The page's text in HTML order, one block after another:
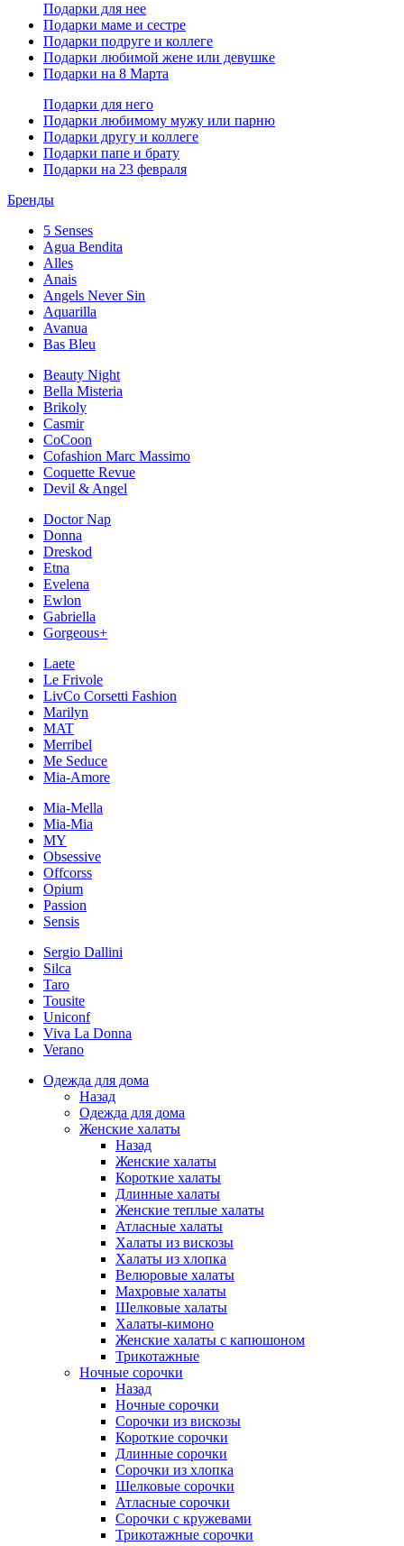
Подарки для нее
Подарки маме и сестре
Подарки подруге и коллеге
Подарки любимой жене или девушке
Подарки на 8 Марта
Подарки для него
Подарки любимому мужу или парню
Подарки другу и коллеге
Подарки папе и брату
Подарки на 23 февраля
Бренды
5 Senses
Agua Bendita
Alles
Anais
Angels Never Sin
Aquarilla
Avanua
Bas Bleu
Beauty Night
Bella Misteria
Brikoly
Casmir
CoCoon
Cofashion Marc Massimo
Coquette Revue
Devil & Angel
Doctor Nap
Donna
Dreskod
Etna
Evelena
Ewlon
Gabriella
Gorgeous+
Laete
Le Frivole
LivCo Corsetti Fashion
Marilyn
MAT
Merribel
Me Seduce
Mia-Amore
Mia-Mella
Mia-Mia
MY
Obsessive
Offcorss
Opium
Passion
Sensis
Sergio Dallini
Silca
Taro
Tousite
Uniconf
Viva La Donna
Verano
Одежда для дома
Назад
Одежда для дома
Женские халаты
Назад
Женские халаты
Короткие халаты
Длинные халаты
Женские теплые халаты
Атласные халаты
Халаты из вискозы
Халаты из хлопка
Велюровые халаты
Махровые халаты
Шелковые халаты
Халаты-кимоно
Женские халаты с капюшоном
Трикотажные
Ночные сорочки
Назад
Ночные сорочки
Сорочки из вискозы
Короткие сорочки
Длинные сорочки
Сорочки из хлопка
Шелковые сорочки
Атласные сорочки
Сорочки с кружевами
Трикотажные сорочки